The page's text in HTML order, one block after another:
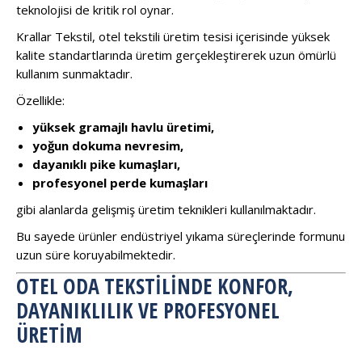
teknolojisi de kritik rol oynar.
Krallar Tekstil, otel tekstili üretim tesisi içerisinde yüksek
kalite standartlarında üretim gerçekleştirerek uzun ömürlü
kullanım sunmaktadır.
Özellikle:
yüksek gramajlı havlu üretimi,
yoğun dokuma nevresim,
dayanıklı pike kumaşları,
profesyonel perde kumaşları
gibi alanlarda gelişmiş üretim teknikleri kullanılmaktadır.
Bu sayede ürünler endüstriyel yıkama süreçlerinde formunu
uzun süre koruyabilmektedir.
OTEL ODA TEKSTILINDE KONFOR,
DAYANIKLILIK VE PROFESYONEL
ÜRETIM